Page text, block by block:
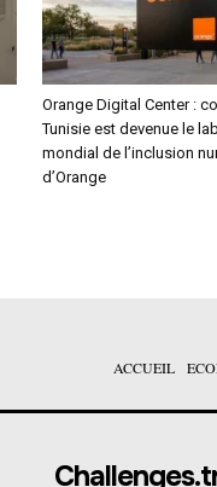
Orange Digital Center :
Tunisie est devenue le
mondial de l’inclusion
d’Orange
ACCUEIL